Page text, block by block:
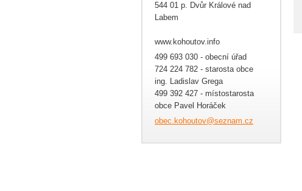
544 01 p. Dvůr Králové nad
Labem
www.kohoutov.info
499 693 030 - obecní úřad
724 224 782 - starosta obce
ing. Ladislav Grega
499 392 427 - místostarosta
obce Pavel Horáček
obec.kohoutov@seznam.cz